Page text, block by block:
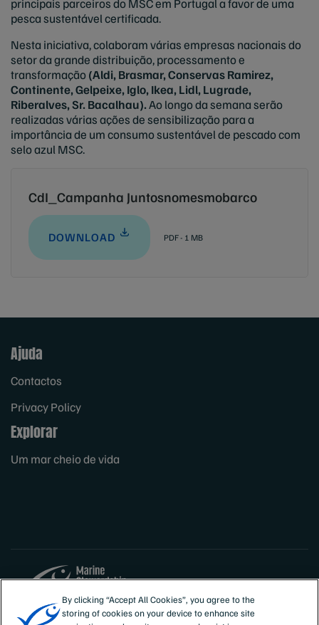
principais parceiros do MSC em Portugal a favor de uma
pesca sustentável certificada.
Nesta iniciativa, colaboram várias empresas nacionais do
setor da grande distribuição, processamento e
transformação(Aldi, Brasmar, Conservas Ramirez,
Continente, Gelpeixe, Iglo, Ikea, Lidl, Lugrade,
Riberalves, Sr. Bacalhau).Ao longo da semana serão
realizadas várias ações de sensibilização para a
importância de um consumo sustentável de pescado com
selo azul MSC.
CdI_Campanha Juntosnomesmobarco
DOWNLOAD PDF - 1 MB
Ajuda
Contactos
Privacy Policy
Explorar
Um mar cheio de vida
Sites
Portugal
By clicking “Accept All Cookies”, you agree to the
storing of cookies on your device to enhance site